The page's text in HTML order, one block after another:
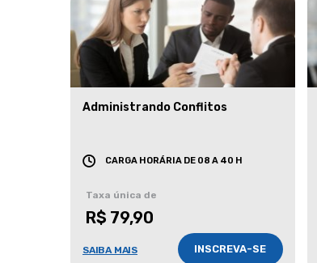
Administrando Conflitos
CARGA HORÁRIA DE 08 A 40 H
Taxa única de
R$ 79,90
SAIBA MAIS INSCREVA-SE